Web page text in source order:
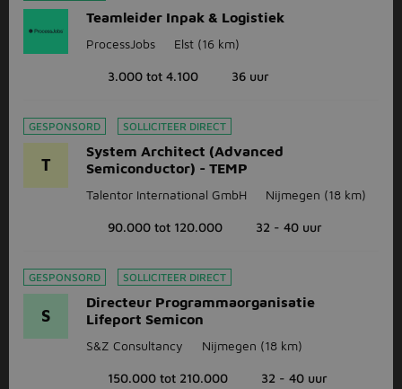
Teamleider Inpak & Logistiek
ProcessJobs Elst (16 km)
3.000 tot 4.100 36 uur
GESPONSORD SOLLICITEER DIRECT
T
System Architect (Advanced
Semiconductor) - TEMP
Talentor International GmbH Nijmegen (18 km)
90.000 tot 120.000 32 - 40 uur
GESPONSORD SOLLICITEER DIRECT
S
Directeur Programmaorganisatie
Lifeport Semicon
S&Z Consultancy Nijmegen (18 km)
150.000 tot 210.000
32 - 40 uur